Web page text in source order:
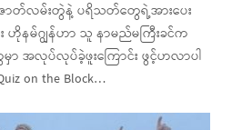
းဇာတ်လမ်းတွဲနဲ့ ပရိသတ်တွေရဲ့အားပေး
ဟိုနမ်ဂျွန်ဟာ သူ နာမည်မကြီးခင်က
အလုပ်လုပ်ခဲ့ဖူးကြောင်း ဖွင့်ဟလာပါ
on the Block…